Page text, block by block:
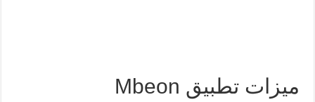
ميزات تطبيق Mbeon